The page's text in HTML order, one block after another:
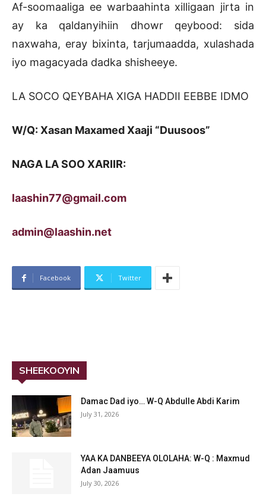
Af-soomaaliga ee warbaahinta xilligaan jirta in
ay ka qaldanyihiin dhowr qeybood: sida
naxwaha, eray bixinta, tarjumaadda, xulashada
iyo magacyada dadka shisheeye.
LA SOCO QEYBAHA XIGA HADDII EEBBE IDMO
W/Q: Xasan Maxamed Xaaji “Duusoos”
NAGA LA SOO XARIIR:
laashin77@gmail.com
admin@laashin.net
Facebook Twitter
SHEEKOOYIN
Damac Dad iyo… W-Q Abdulle Abdi Karim
July 31, 2026
YAA KA DANBEEYA OLOLAHA: W-Q : Maxmud
Adan Jaamuus
July 30, 2026